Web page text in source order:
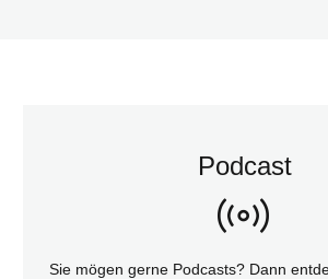
Podcast
Sie mögen gerne Podcasts? Dann